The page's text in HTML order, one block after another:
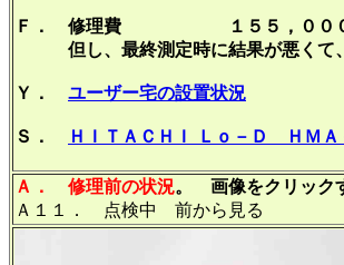
Ｆ． 修理費 １５５，００
但し、最終測定時に結果が悪くて、
Ｙ． ユーザー宅の設置状況
Ｓ． ＨＩＴＡＣＨＩ Ｌｏ－Ｄ ＨＭ
Ａ． 修理前の状況。 画像をクリック
Ａ１１． 点検中 前から見る